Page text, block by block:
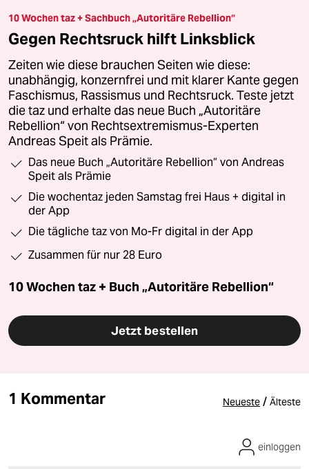
10 Wochen taz + Sachbuch „Autoritäre Rebellion“
Gegen Rechtsruck hilft Linksblick
Zeiten wie diese brauchen Seiten wie diese:
unabhängig, konzernfrei und mit klarer Kante gegen
Faschismus, Rassismus und Rechtsruck. Teste jetzt
die taz und erhalte das neue Buch „Autoritäre
Rebellion“ von Rechtsextremismus-Experten
Andreas Speit als Prämie.
Das neue Buch „Autoritäre Rebellion“ von Andreas
Speit als Prämie
Die wochentaz jeden Samstag frei Haus + digital in
der App
Die tägliche taz von Mo-Fr digital in der App
Zusammen für nur 28 Euro
10 Wochen taz + Buch „Autoritäre Rebellion“
Jetzt bestellen
1 Kommentar Neueste / Älteste
einloggen